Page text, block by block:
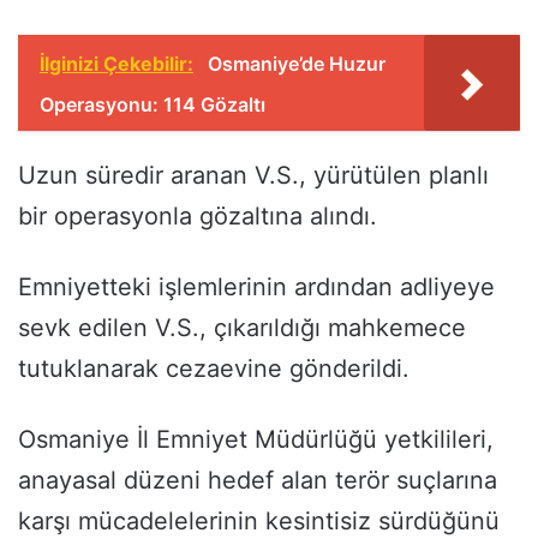
İlginizi Çekebilir:
Osmaniye’de Huzur
Operasyonu: 114 Gözaltı
Uzun süredir aranan V.S., yürütülen planlı
bir operasyonla gözaltına alındı.
Emniyetteki işlemlerinin ardından adliyeye
sevk edilen V.S., çıkarıldığı mahkemece
tutuklanarak cezaevine gönderildi.
Osmaniye İl Emniyet Müdürlüğü yetkilileri,
anayasal düzeni hedef alan terör suçlarına
karşı mücadelelerinin kesintisiz sürdüğünü